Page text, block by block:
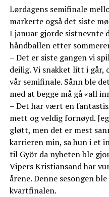
Lørdagens semifinale
markerte også det siste
I januar gjorde sistnevnte
håndballen etter
– Det er siste gangen vi
deilig. Vi snakket litt i
vår semifinale. Sånn ble
med at begge må gå «all
– Det har vært en
mett og veldig fornøyd.
gløtt, men det er mest
karrieren min, sa hun i et
til Györ da nyheten ble
Vipers Kristiansand har
årene. Denne sesongen
kvartfinalen.